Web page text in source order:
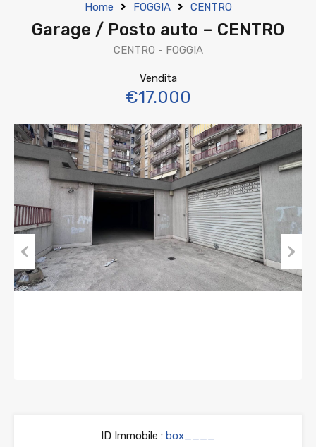
Home FOGGIA CENTRO
Garage / Posto auto – CENTRO
CENTRO - FOGGIA
Vendita
€17.000
Previous Next
ID Immobile : box____